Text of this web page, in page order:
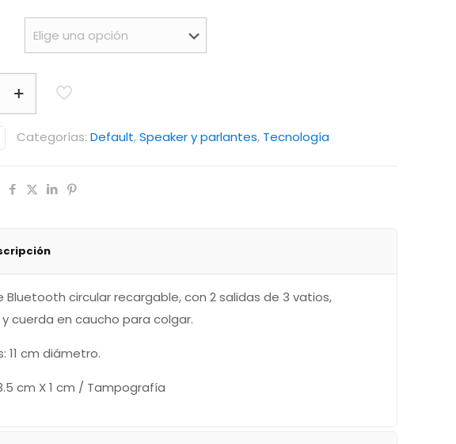
Categorías: Default,Speaker y parlantes, Tecnología
Bluetooth circular recargable, con 2 salidas de 3 vatios,
cuerda en caucho para colgar.
11 cm diámetro.
cm X 1 cm / Tampografía